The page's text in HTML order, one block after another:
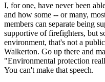
I, for one, have never been
and how some -- or many,
members can separate being
supportive of firefighters, but
environment, that's not a
Walkerton. Go up there and
"Environmental protection
You can't make that speech.